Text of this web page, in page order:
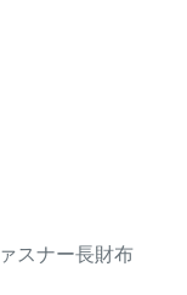
スナー長財布